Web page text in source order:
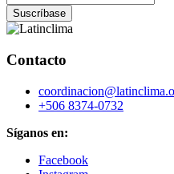
Contacto
+506 8374-0732
Síganos en:
Facebook